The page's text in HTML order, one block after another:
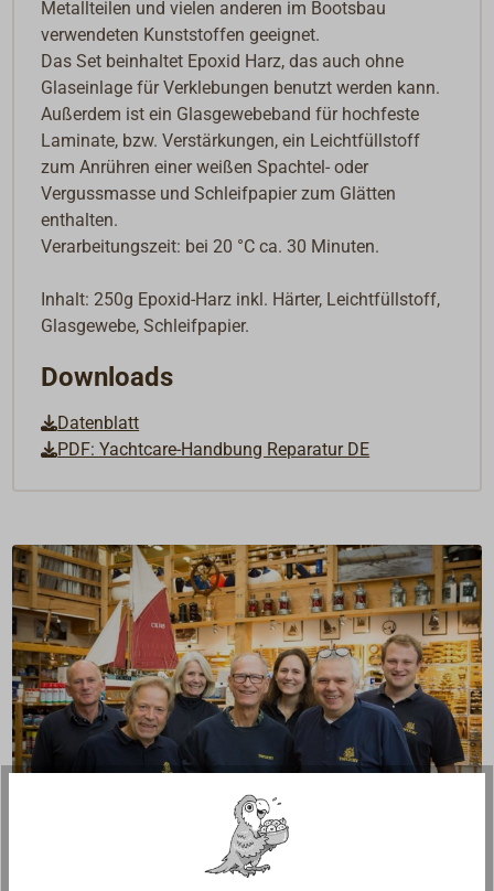
Metallteilen und vielen anderen im Bootsbau
verwendeten Kunststoffen geeignet.
Das Set beinhaltet Epoxid Harz, das auch ohne
Glaseinlage für Verklebungen benutzt werden kann.
Außerdem ist ein Glasgewebeband für hochfeste
Laminate, bzw. Verstärkungen, ein Leichtfüllstoff
zum Anrühren einer weißen Spachtel- oder
Vergussmasse und Schleifpapier zum Glätten
enthalten.
Verarbeitungszeit: bei 20 °C ca. 30 Minuten.
Inhalt: 250g Epoxid-Harz inkl. Härter, Leichtfüllstoff,
Glasgewebe, Schleifpapier.
Downloads
Datenblatt
PDF: Yachtcare-Handbung Reparatur DE
Fragen zum Artikel?